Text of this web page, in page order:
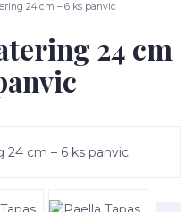
24 cm – 6 ks panvic
24 cm